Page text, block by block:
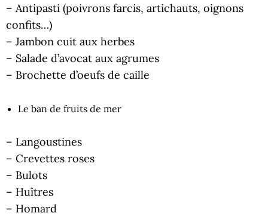
– Antipasti (poivrons farcis, artichauts, oignons
confits…)
– Jambon cuit aux herbes
– Salade d’avocat aux agrumes
– Brochette d’oeufs de caille
Le ban de fruits de mer
– Langoustines
– Crevettes roses
– Bulots
– Huîtres
– Homard